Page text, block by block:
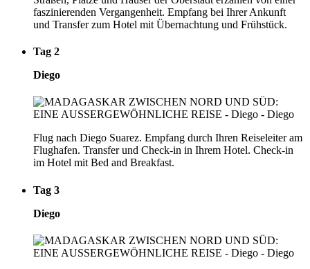
faszinierenden Vergangenheit. Empfang bei Ihrer Ankunft
und Transfer zum Hotel mit Übernachtung und Frühstück.
Tag 2
Diego
Flug nach Diego Suarez. Empfang durch Ihren Reiseleiter am
Flughafen. Transfer und Check-in in Ihrem Hotel. Check-in
im Hotel mit Bed and Breakfast.
Tag 3
Diego